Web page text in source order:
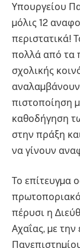
Υπουργείου
µόλις 12
περιστατικά!
πολλά από τα
σχολικής
πιστοποίηση
καθοδήγηση
στην πράξη
να γίνουν
Το επίτευγµα
πέρυσι η
Αχαΐας, µε